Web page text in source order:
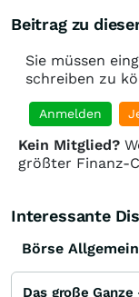
Beitrag zu
Sie müssen
schreiben zu
Anmelden
Kein Mitglied?
größter Finanz-
Interessante
Börse Allgemein